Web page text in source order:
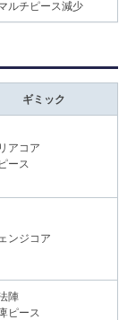
ルチピース減少
ギミック
アコア
ース
ンジコア
陣
ピース